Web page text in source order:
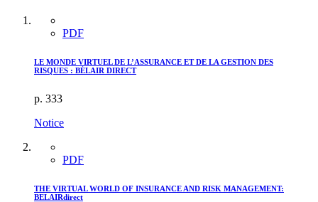
PDF
LE MONDE VIRTUEL DE L’ASSURANCE ET DE LA GESTION DES
RISQUES : BÉLAIR DIRECT
p. 333
Notice
PDF
THE VIRTUAL WORLD OF INSURANCE AND RISK MANAGEMENT:
BELAIRdirect